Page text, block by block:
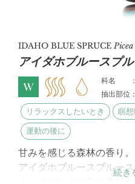
IDAHO BLUE SPRUCE
アイダホブルースプル
科名 ：
抽出部位
リラックスしたいとき 瞑
運動の後に
甘みを感じる森林の香り。
アイダホブルースプルー